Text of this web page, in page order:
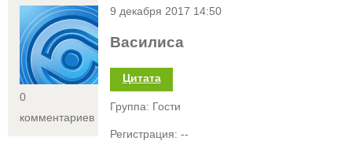
<
0
комментариев
9 декабря 2017 14:50
Василиса
Цитата
Группа: Гости
Регистрация: --